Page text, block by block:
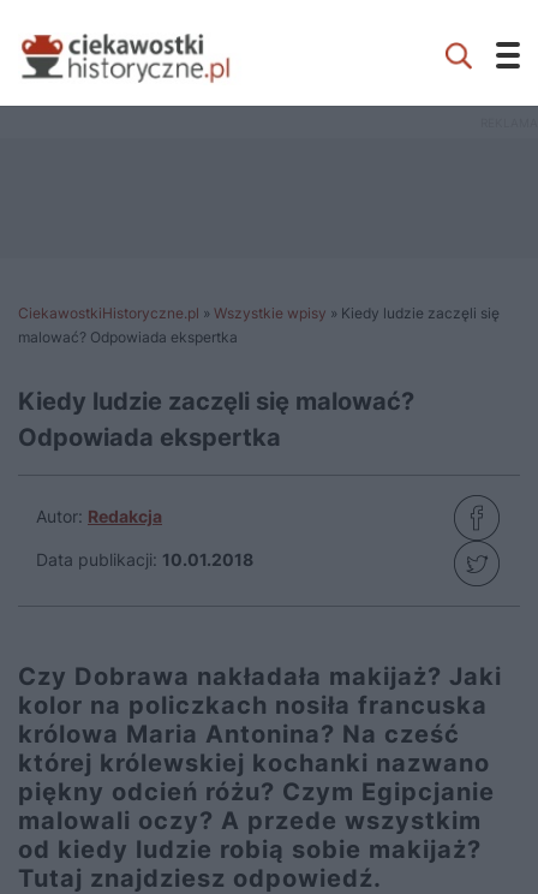
CiekawostkiHistoryczne.pl » Wszystkie wpisy » Kiedy ludzie zaczęli się
malować? Odpowiada ekspertka
Kiedy ludzie zaczęli się malować?
Odpowiada ekspertka
Autor: Redakcja
Data publikacji: 10.01.2018
Czy Dobrawa nakładała makijaż? Jaki
kolor na policzkach nosiła francuska
królowa Maria Antonina? Na cześć
której królewskiej kochanki nazwano
piękny odcień różu? Czym Egipcjanie
malowali oczy? A przede wszystkim
od kiedy ludzie robią sobie makijaż?
Tutaj znajdziesz odpowiedź.